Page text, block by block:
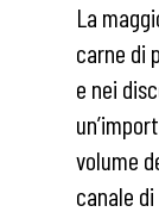
La
carne di
e nei
volume
canale